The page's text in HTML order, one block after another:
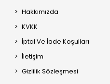
Hakkımızda
KVKK
İptal Ve İade Koşulları
İletişim
Gizlilik Sözleşmesi